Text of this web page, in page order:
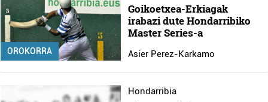
OROKORRA
Goikoetxea-Erkiagak
irabazi dute Hondarribiko
Master Series-a
Asier Perez-Karkamo
Hondarribia